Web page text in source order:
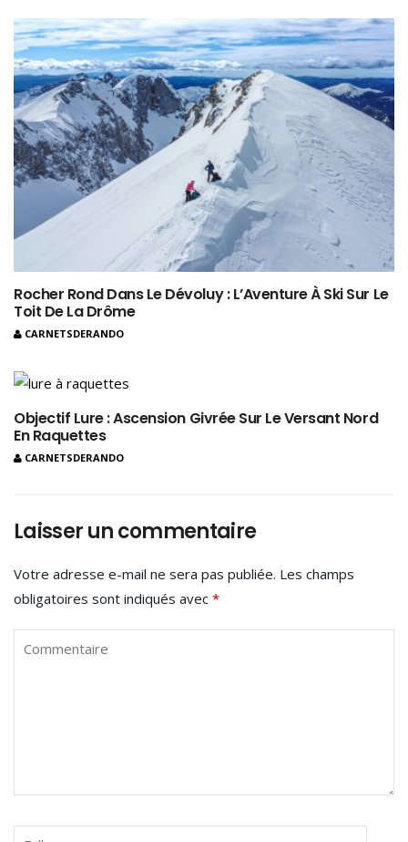
Rocher Rond Dans Le Dévoluy : L’Aventure À Ski Sur Le
Toit De La Drôme
CARNETSDERANDO
Objectif Lure : Ascension Givrée Sur Le Versant Nord
En Raquettes
CARNETSDERANDO
Laisser un commentaire
Votre adresse e-mail ne sera pas publiée. Les champs
obligatoires sont indiqués avec *